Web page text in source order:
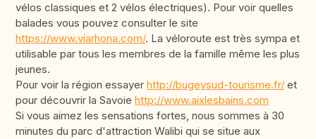
vélos classiques et 2 vélos électriques). Pour voir quelles
balades vous pouvez consulter le site
https://www.viarhona.com/. La véloroute est très sympa et
utilisable par tous les membres de la famille même les plus
jeunes.
Pour voir la région essayer http://bugeysud-tourisme.fr/ et
pour découvrir la Savoie http://www.aixlesbains.com
Si vous aimez les sensations fortes, nous sommes à 30
minutes du parc d'attraction Walibi qui se situe aux